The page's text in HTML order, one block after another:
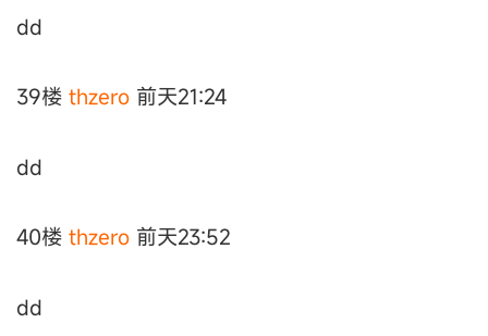
dd
39楼 thzero 前天21:24
dd
40楼 thzero 前天23:52
dd